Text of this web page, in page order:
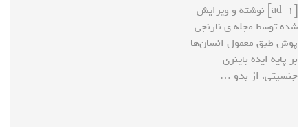
[ad_1] نوشته و ویرایش
شده توسط مجله ی نارنجی
پوش طبق معمول انسان‌ها
بر پایه ایده باینری
جنسیتی، از بدو …